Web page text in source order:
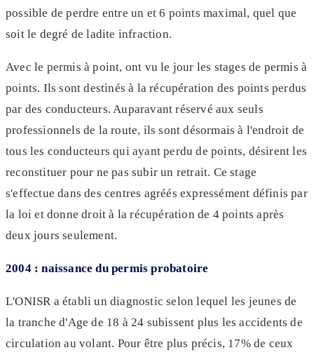
possible de perdre entre un et 6 points maximal, quel que
soit le degré de ladite infraction.
Avec le permis à point, ont vu le jour les stages de permis à
points. Ils sont destinés à la récupération des points perdus
par des conducteurs. Auparavant réservé aux seuls
professionnels de la route, ils sont désormais à l'endroit de
tous les conducteurs qui ayant perdu de points, désirent les
reconstituer pour ne pas subir un retrait. Ce stage
s'effectue dans des centres agréés expressément définis par
la loi et donne droit à la récupération de 4 points après
deux jours seulement.
2004 : naissance du permis probatoire
L'ONISR a établi un diagnostic selon lequel les jeunes de
la tranche d'Age de 18 à 24 subissent plus les accidents de
circulation au volant. Pour être plus précis, 17% de ceux